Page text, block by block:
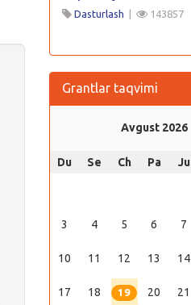
Dasturlash 143857
Grantlar taqvimi
Avgust 2026
Du Se Ch Pa Ju
3 4 5 6 7
10 11 12 13 14
17 18 19 20 21